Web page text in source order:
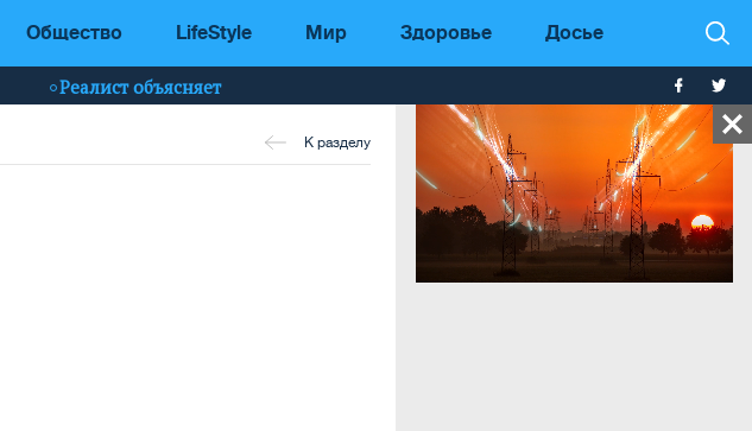
Общество LifeStyle Мир Здоровье Досье
Реалист объясняет
К разделу